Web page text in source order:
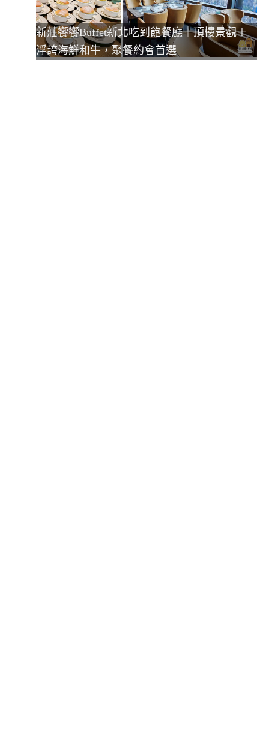
新莊饗饗Buffet新北吃到飽餐廳｜頂樓景觀＋
浮誇海鮮和牛，聚餐約會首選